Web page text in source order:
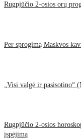
Rugpjūčio 2-osios orų
Per sprogimą Maskvos
„Visi valgė ir
Rugpjūčio 2-osios
įspėjimą